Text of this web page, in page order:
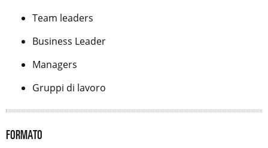
Team leaders
Business Leader
Managers
Gruppi di lavoro
FORMATO